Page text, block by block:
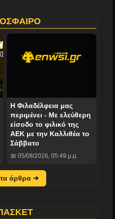
Η Φιλαδέλφεια μας
περιμένει - Με ελεύθερη
είσοδο το φιλικό της
ΑΕΚ με την Καλλιθέα το
Σάββατο
📅 05/08/2026, 05:49 μ.μ.
άρθρα ➜